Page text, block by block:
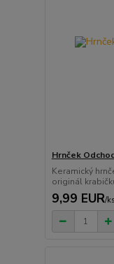
Hrnček
Keramický
originál
9,99 EUR/ks